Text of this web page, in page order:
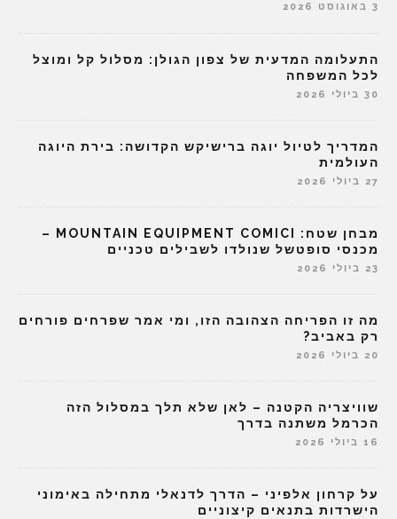
3 באוגוסט 2026
התעלומה המדעית של צפון הגולן: מסלול קל ומוצל
לכל המשפחה
30 ביולי 2026
המדריך לטיול יוגה ברישיקש הקדושה: בירת היוגה
העולמית
27 ביולי 2026
מבחן שטח: MOUNTAIN EQUIPMENT COMICI –
מכנסי סופטשל שנולדו לשבילים טכניים
23 ביולי 2026
מה זו הפריחה הצהובה הזו, ומי אמר שפרחים פורחים
רק באביב?
20 ביולי 2026
שוויצריה הקטנה – לאן שלא תלך במסלול הזה
הכרמל משתנה בדרך
16 ביולי 2026
על קרחון אלפיני – הדרך לדנאלי מתחילה באימוני
הישרדות בתנאים קיצוניים